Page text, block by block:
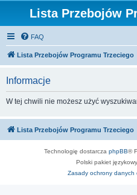
Lista Przebojów
FAQ
Lista Przebojów Programu Trzeciego
Informacje
W tej chwili nie możesz użyć
Lista Przebojów Programu Trzeciego
Technologię dostarcza phpBB®
Polski pakiet
Zasady ochrony danych